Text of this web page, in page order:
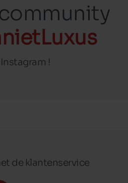
!
de klantenservice